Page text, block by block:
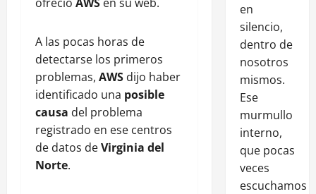
A las pocas horas de
detectarse los primeros
problemas, AWS dijo haber
identificado una posible
causa del problema
registrado en ese centros
de datos deVirginia del
Norte.
en
silencio,
dentro de
nosotros
mismos.
Ese
murmullo
interno,
que pocas
veces
escuchamos